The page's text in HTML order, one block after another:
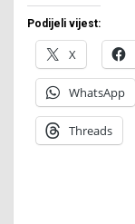
Podijeli vijest:
X
WhatsApp
Threads